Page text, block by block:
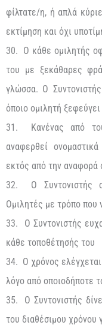
φίλτατε/η, ή απλά
εκτίμηση και όχι
30. Ο κάθε ομιλητής
του με ξεκάθαρες
γλώσσα. Ο
όποιο ομιλητή
31. Κανένας από
αναφερθεί
εκτός από την
32. Ο Συντονιστής
Ομιλητές με τρόπο που
33. Ο Συντονιστής
κάθε τοποθέτησής του
34. Ο χρόνος
λόγο από οποιοδήποτε
35. Ο Συντονιστής
του διαθέσιμου χρόνου